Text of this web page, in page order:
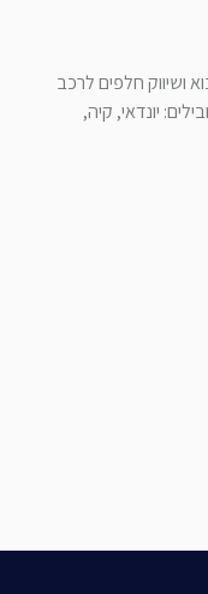
ושיווק חלפים לרכב
יונדאי, קיה,